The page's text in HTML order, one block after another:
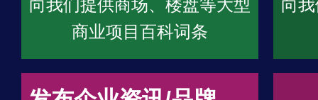
向我们提供商场、楼盘等大型
商业项目百科词条
向